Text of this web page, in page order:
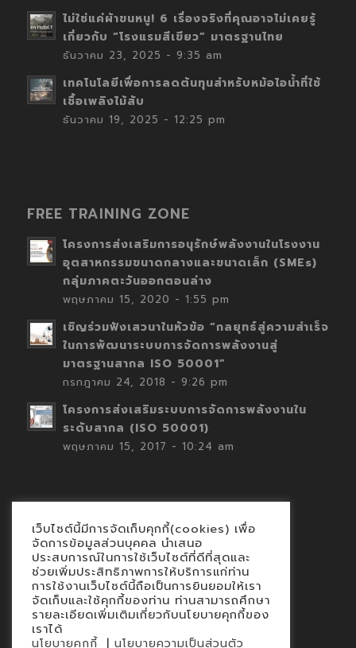
ไม่ใช่แค่ผ้าขนหนู! 6 เรื่องจริงที่คุณอาจไม่เคยรู้
เกี่ยวกับ “โรงแรมสีเขียว” มาตรฐานไทย
ธันวาคม 23, 2025 - 9:35 am
เทคโนโลยีเพื่อการลดต้นทุนสำหรับหม้อไอน้ำที่ใช้
เชื้อเพลิงไม้สับ
ธันวาคม 19, 2025 - 12:25 pm
FREE TRAINING ZONE
โครงการส่งเสริมการอนุรักษ์พลังงานในโรงงาน
อุตสาหกรรมขนาดกลางและขนาดเล็ก (SMEs)
กลุ่มภาคตะวันออกตอนล่าง
พฤษภาคม 15, 2020 - 1:55 pm
เชิญร่วมฟังเสวนาในหัวข้อ “กลยุทธ์สู่ความสำเร็จ
ในการพัฒนาระบบการจัดการพลังงานสู่
มาตรฐานสากล ISO 50001”
กรกฎาคม 24, 2018 - 9:26 pm
โครงการส่งเสริมระบบการจัดการพลังงานใน
ระดับสากล (ISO 50001)
พฤษภาคม 15, 2017 - 10:24 am
Contact
นโยบายคุกกี้
นโยบายข้อมูลส่วนบุคคล
เว็บไซต์นี้มีการจัดเก็บคุกกี้(cookies) เพื่อ
จัดการข้อมูลส่วนบุคคล นำเสนอ
ประสบการณ์ในการใช้เว็บไซต์ที่ดีที่สุดและ
ช่วยเพิ่มประสิทธิภาพการให้บริการแก่ท่าน
การใช้งานเว็บไซต์นี้ถือเป็นการยินยอมให้เรา
จัดเก็บและใช้คุกกี้ของท่าน ท่านสามารถศึกษา
รายละเอียดเพิ่มเติมเกี่ยวกับนโยบายคุกกี้ของ
เราได้
นโยบายคุกกี้ | นโยบายความเป็นส่วนตัว